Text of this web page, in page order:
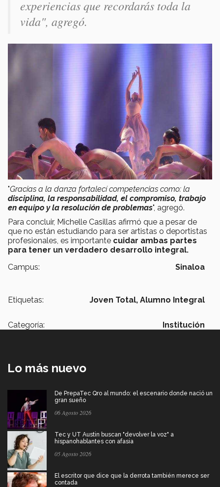
experiencias que recordarás toda la
vida", agregó.
"Gracias a la danza fortalecí competencias como: la
disciplina, la responsabilidad, el compromiso, trabajo
en equipo y la resolución de problemas", agregó.
Para concluir, Michelle Casillas afirmó que a pesar de
que no están estudiando para ser artistas o deportistas
profesionales, es importante cuidar ambas partes
para tener un verdadero desarrollo integral.
Campus:
Sinaloa
Etiquetas: Joven Total, Alumno Integral
Categoría: Institución
Lo más nuevo
De PrepaTec Qro al mundo: el escenario donde nació un
gran sueño
06 Agosto 2026
Tec y UT Austin buscan "devolver la voz" a
hispanohablantes con afasia
05 Agosto 2026
El escritor que dice que la derrota también merece ser
contada